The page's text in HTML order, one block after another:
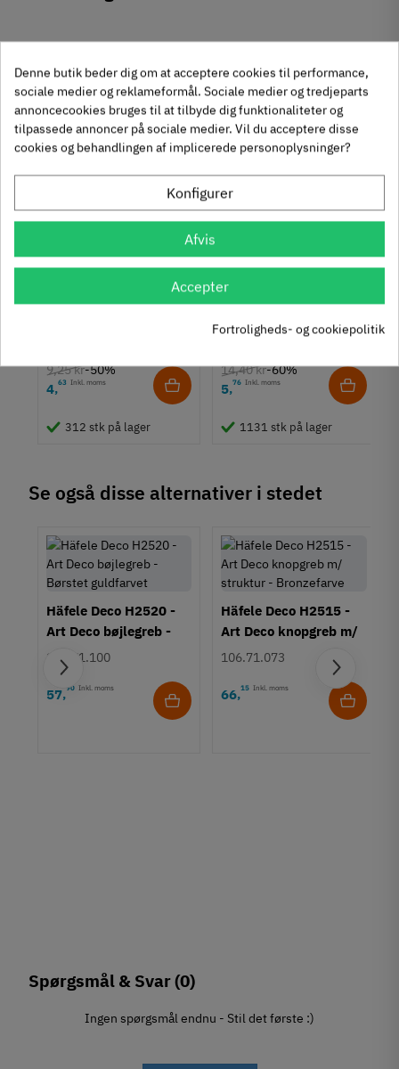
Reference106.62.425
På lager 5 Varer
Produktinformation
Materiale
Zinklegering
Hulafstand
Type
Bøjlegreb
Klassisk
chat Anmeldelser (0)
Andre købte også
-50%
Krydsmontageplade -
Duomatic SL -
9,25 kr-50%
4,63 Inkl. moms
312 stk på lager
-60%
Knopgreb med to
uddybninger - rustfrit
stål
136.05.009
14,40 kr-60%
5,76 Inkl. moms
1131 stk på lager
Se også disse alternativer i stedet
Häfele Deco H2520 -
Art Deco bøjlegreb -
Børstet guldfarvet
106.71.100
57,90 Inkl. moms
Häfele Deco H2515 -
Art Deco knopgreb m/
struktur - Bronzefarve
106.71.073
66,15 Inkl. moms
Spørgsmål & Svar(0)
Ingen spørgsmål endnu - Stil det første :)
Denne butik beder dig om at acceptere cookies til performance,
sociale medier og reklameformål. Sociale medier og tredjeparts
annoncecookies bruges til at tilbyde dig funktionaliteter og
tilpassede annoncer på sociale medier. Vil du acceptere disse
cookies og behandlingen af implicerede personoplysninger?
Konfigurer
Afvis
Accepter
Fortroligheds- og cookiepolitik